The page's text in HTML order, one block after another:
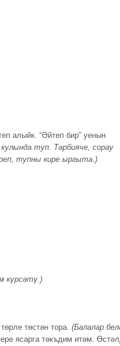
алыйк. “Әйтеп бир” уенын
туп. Тәрбияче, сорау
тупны кире ыргыта.)
күрсәтү.)
төстән тора. (Балалар
ясарга тәкъдим итәм.